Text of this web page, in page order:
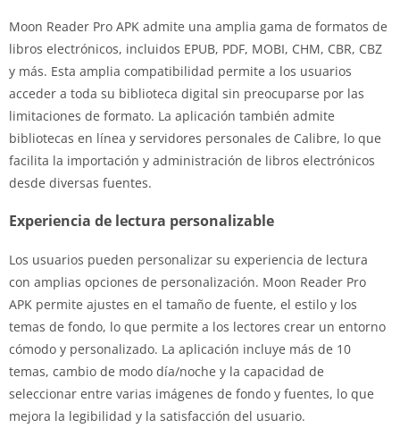
Moon Reader Pro APK admite una amplia gama de formatos de
libros electrónicos, incluidos EPUB, PDF, MOBI, CHM, CBR, CBZ
y más. Esta amplia compatibilidad permite a los usuarios
acceder a toda su biblioteca digital sin preocuparse por las
limitaciones de formato. La aplicación también admite
bibliotecas en línea y servidores personales de Calibre, lo que
facilita la importación y administración de libros electrónicos
desde diversas fuentes.
Experiencia de lectura personalizable
Los usuarios pueden personalizar su experiencia de lectura
con amplias opciones de personalización. Moon Reader Pro
APK permite ajustes en el tamaño de fuente, el estilo y los
temas de fondo, lo que permite a los lectores crear un entorno
cómodo y personalizado. La aplicación incluye más de 10
temas, cambio de modo día/noche y la capacidad de
seleccionar entre varias imágenes de fondo y fuentes, lo que
mejora la legibilidad y la satisfacción del usuario.